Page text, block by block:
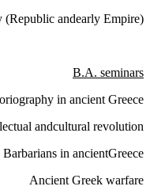
andearly Empire)
B.A. seminars
in ancient Greece
andcultural revolution
in ancientGreece
Ancient Greek warfare